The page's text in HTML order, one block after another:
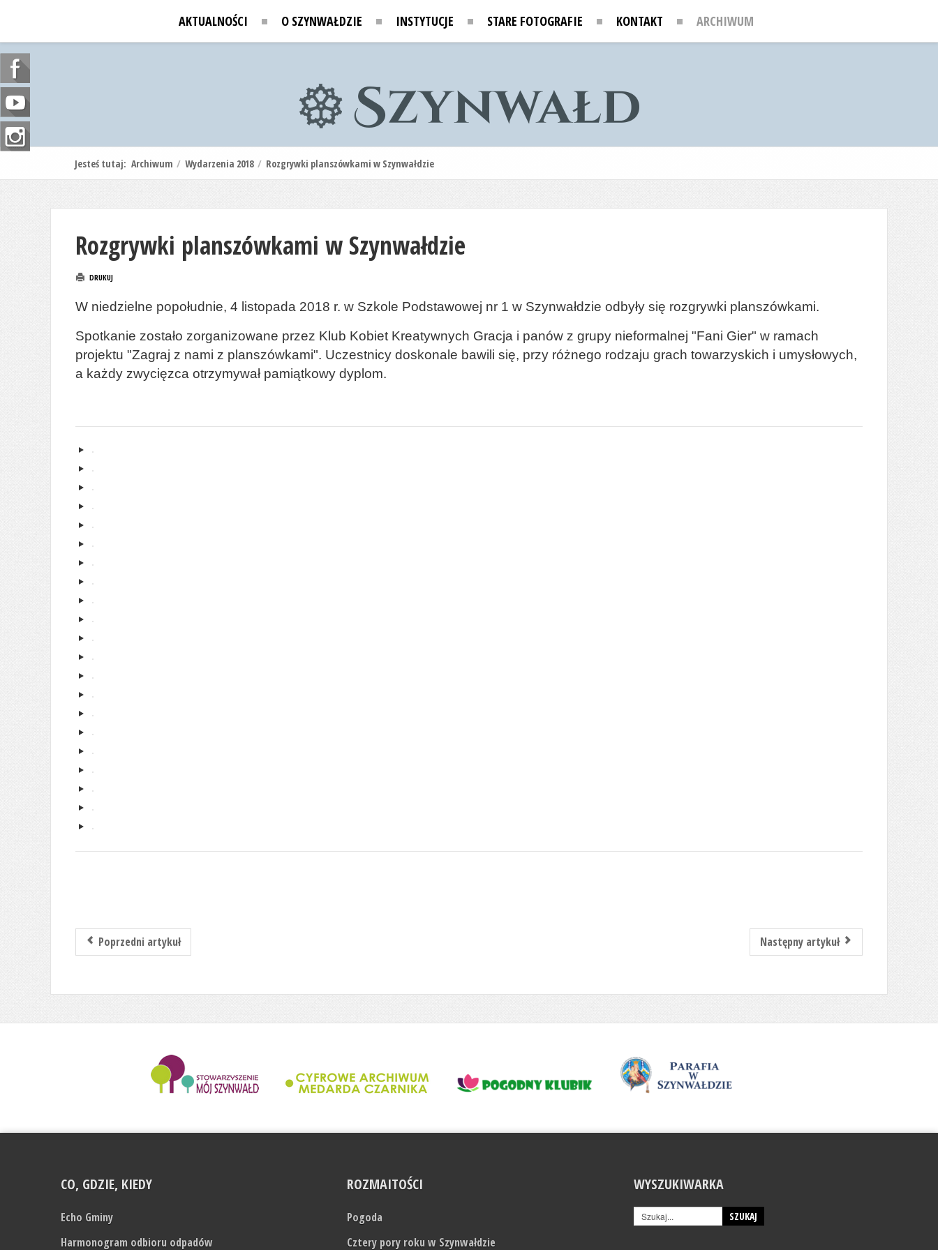
AKTUALNOŚCI O SZYNWAŁDZIE INSTYTUCJE STARE FOTOGRAFIE KONTAKT ARCHIWUM
Jesteś tutaj: Archiwum / Wydarzenia 2018 / Rozgrywki planszówkami w Szynwałdzie
Rozgrywki planszówkami w Szynwałdzie
DRUKUJ
W niedzielne popołudnie, 4 listopada 2018 r. w Szkole Podstawowej nr 1 w Szynwałdzie odbyły się rozgrywki planszówkami.
Spotkanie zostało zorganizowane przez Klub Kobiet Kreatywnych Gracja i panów z grupy nieformalnej "Fani Gier" w ramach
projektu "Zagraj z nami z planszówkami". Uczestnicy doskonale bawili się, przy różnego rodzaju grach towarzyskich i umysłowych,
a każdy zwycięzca otrzymywał pamiątkowy dyplom.
Poprzedni artykuł Następny artykuł
CO, GDZIE, KIEDY
Echo Gminy
Harmonogram odbioru odpadów
ROZMAITOŚCI
Pogoda
Cztery pory roku w Szynwałdzie
WYSZUKIWARKA
SZUKAJ